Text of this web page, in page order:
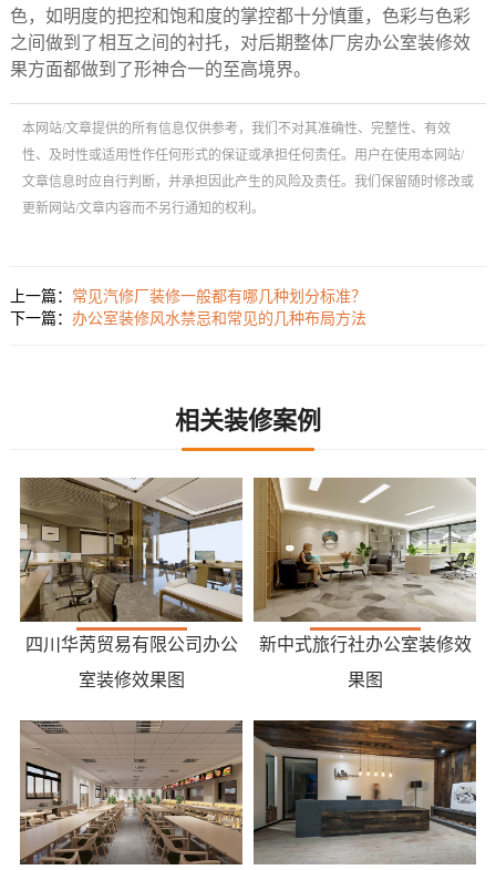
色，如明度的把控和饱和度的掌控都十分慎重，色彩与色彩
之间做到了相互之间的衬托，对后期整体厂房办公室装修效
果方面都做到了形神合一的至高境界。
本网站/文章提供的所有信息仅供参考，我们不对其准确性、完整性、有效
性、及时性或适用性作任何形式的保证或承担任何责任。用户在使用本网站/
文章信息时应自行判断，并承担因此产生的风险及责任。我们保留随时修改或
更新网站/文章内容而不另行通知的权利。
上一篇： 常见汽修厂装修一般都有哪几种划分标准？
下一篇： 办公室装修风水禁忌和常见的几种布局方法
相关装修案例
四川华苪贸易有限公司办公
室装修效果图
新中式旅行社办公室装修效
果图